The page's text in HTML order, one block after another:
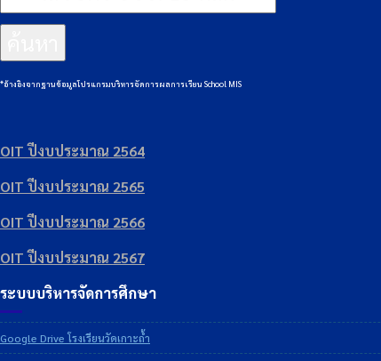
*อ้างอิงจากฐานข้อมูลโปรแกรมบริหารจัดการผลการเรียน School MIS
OIT ปีงบประมาณ 2564
OIT ปีงบประมาณ 2565
OIT ปีงบประมาณ 2566
OIT ปีงบประมาณ 2567
ระบบบริหารจัดการศึกษา
Google Drive โรงเรียนวัดเกาะถ้ำ